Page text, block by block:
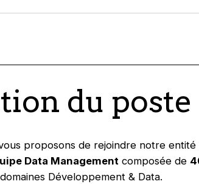
du poste
proposons de rejoindre notre entité
Data Managementcomposée de
Développement & Data.